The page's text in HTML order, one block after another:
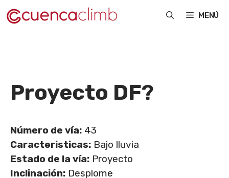
Saltar
al
MENÚ
Proyecto DF?
Número de vía: 43
Caracteristicas: Bajo lluvia
Estado de la vía: Proyecto
Inclinación: Desplome